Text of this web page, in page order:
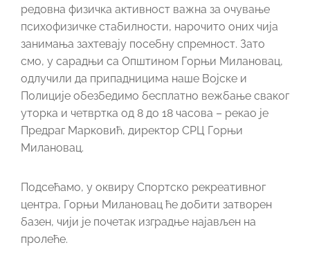
редовна физичка активност важна за очување
психофизичке стабилности, нарочито оних чија
занимања захтевају посебну спремност. Зато
смо, у сарадњи са Општином Горњи Милановац,
одлучили да припадницима наше Војске и
Полиције обезбедимо бесплатно вежбање сваког
уторка и четвртка од 8 до 18 часова – рекао је
Предраг Марковић, директор СРЦ Горњи
Милановац.
Подсећамо, у оквиру Спортско рекреативног
центра, Горњи Милановац ће добити затворен
базен, чији је почетак изградње најављен на
пролеће.